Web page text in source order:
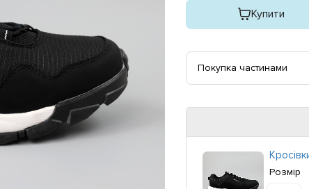
Купити
Покупка частинами
Розмір